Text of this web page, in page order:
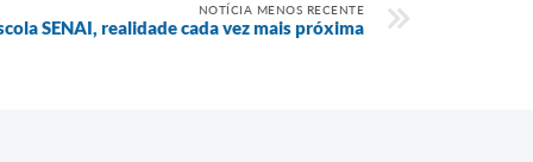
NOTÍCIA MENOS RECENTE
SENAI, realidade cada vez mais próxima